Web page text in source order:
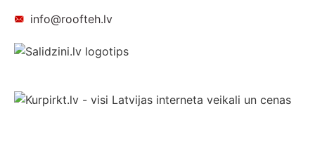
info@roofteh.lv